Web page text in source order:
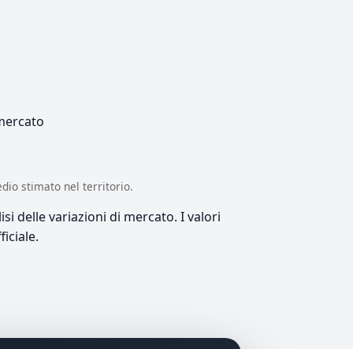
stimato nel territorio.
delle variazioni di mercato. I valori